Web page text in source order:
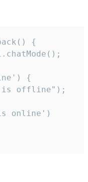
{
{
offline");
online')